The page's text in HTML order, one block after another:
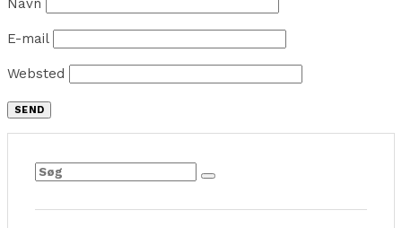
Navn
E-mail
Websted